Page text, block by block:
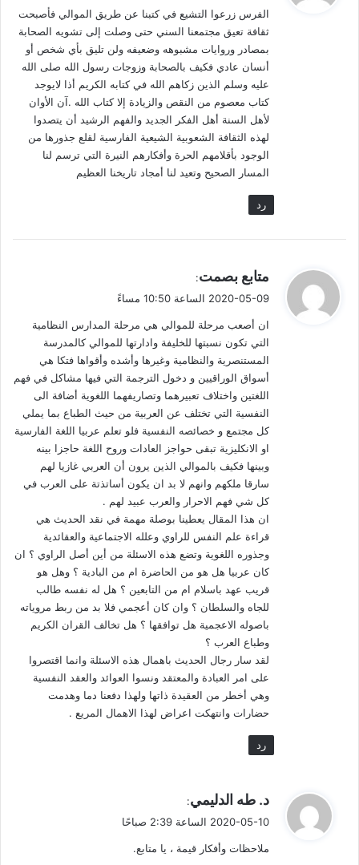
ل
الفرس زرعوا التشيع في كتبنا عن طريق الموالي فأصبحت
ثقافة تعيق مجتمعنا السني حتى وصلت إلى تشويه الصحابة
بمصادر وروايات مشبوهه وضعيفه ولن تليق بأي شخص أو
أنسان عادي فكيف بالصحابة وزوجات رسول الله صلى الله
عليه وسلم الذين زكاهم الله في كتابه الكريم أذا لايوجد
كتاب معصوم من النقص والزيادة إلا كتاب الله .آن الأوان
لأهل السنة أهل الفكر الجديد والفهم الرشيد أن يتصدوا
لهذه الثقافة الشعوبية الشيعية الفارسية لقلع جذورها من
الوجود بأقلامهم الحرة وأفكارهم النيرة التي ترسم لنا
المسار الصحيح وتعيد لنا أمجاد تاريخنا العظيم
رد
ل
متابع بصمت:
2020-05-09 الساعة 10:50 مساءً
ان أصعب مرحلة للموالي هي مرحلة المدارس النظامية
التي تكون نسبتها للخليفة وادارتها للموالي كالمدرسة
المستنصرية والنظامية وغيرها وأشده وأقواها فتكا هي
أسواق الوراقيين و دخول الترجمة التي فيها مشاكل في فهم
اللغتين واختلاف تعبيرهما وتصاريفهما اللغوية أضافة الى
النفسية التي تختلف عن العربية من حيث الطباع بما يملي
كل مجتمع و خصائصه النفسية فلو تعلم عربيا اللغة الفارسية
او الانكليزية تبقى حواجز العادات وروح اللغة حاجزا بينه
وبينها فكيف بالموالي الذين يرون أن العربي غازيا لهم
سارقا ملكهم وانهم لا بد ان يكون أساتذتة على العرب في
كل شي فهم الاحرار والعرب عبيد لهم .
ان هذا المقال يعطينا بوصلة مهمة في نقد الحديث هي
قراءة علم النفس للراوي وعلله الاجتماعية والعقائدية
وجذوره اللغوية وتضع هذه الاسئلة من أين أصل الراوي ؟ ان
كان عربيا هل هو من الحاضرة ام من البادية ؟ وهل هو
قريب عهد باسلام ام من التابعين ؟ هل له نفسه طالب
للجاه والسلطان ؟ وان كان أعجمي فلا بد من ربط مروياته
باصوله الاعجمية هل توافقها ؟ هل تخالف القران الكريم
وطباع العرب ؟
لقد سار رجال الحديث باهمال هذه الاسئلة وانما اقتصروا
على امر العبادة والمعتقد ونسوا العوائد والعقد النفسية
وهي أخطر من العقيدة ذاتها ولهذا دفعنا دما وهدمت
حضارات وانتهكت اعراض لهذا الاهمال المريع .
رد
ي
ل
د. طه الدليمي:
2020-05-10 الساعة 2:39 صباحًا
ملاحظات وأفكار قيمة ، يا متابع.